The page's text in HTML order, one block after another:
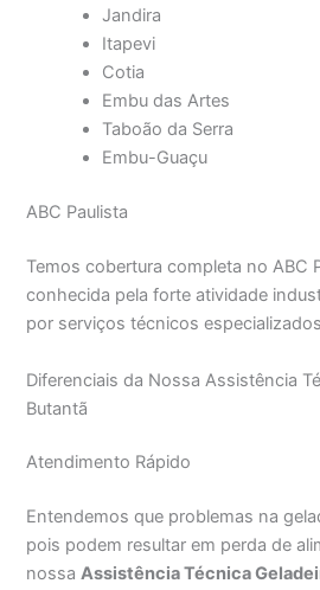
Jandira
Itapevi
Cotia
Embu das Artes
Taboão da Serra
Embu-Guaçu
ABC Paulista
Temos cobertura completa no ABC
conhecida pela forte atividade
por serviços técnicos
Diferenciais da Nossa Assistência
Butantã
Atendimento Rápido
Entendemos que problemas na
pois podem resultar em perda de
nossaAssistência Técnica